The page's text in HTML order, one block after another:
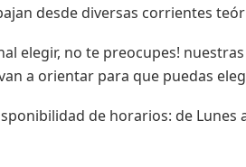
desde diversas corrientes
elegir, no te preocupes!
a orientar para que puedas
de horarios: de Lunes